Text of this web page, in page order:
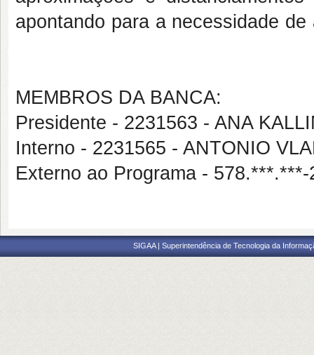
apontando para a necessidade
MEMBROS DA BANCA:
Presidente - 2231563 - ANA
Interno - 2231565 - ANTONIO
Externo ao Programa -
SIGAA | Superintendência de Tecnologia da